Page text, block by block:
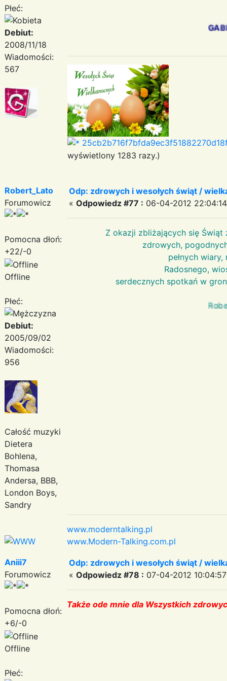
Płeć:
Debiut:
2008/11/18
Wiadomości:
567
wyświetlony 1283 razy.)
Robert_Lato
Forumowicz
Pomocna dłoń:
+22/-0
Offline
Płeć:
Debiut:
2005/09/02
Wiadomości:
956
Całość muzyki
Dietera
Bohlena,
Thomasa
Andersa, BBB,
London Boys,
Sandry
Odp: zdrowych i wesołych świąt /
« Odpowiedz #77 : 06-04-2012
Z okazji zbliżających się
zdrowych,
pełnych wiary,
Radosnego,
serdecznych spotkań w
Robert Lato
www.moderntalking.pl
www.Modern-Talking.com.pl
Aniii7
Forumowicz
Pomocna dłoń:
+6/-0
Offline
Płeć:
Odp: zdrowych i wesołych świąt /
« Odpowiedz #78 : 07-04-2012
Także ode mnie dla Wszystkich